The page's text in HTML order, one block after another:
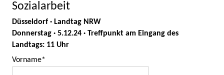
Sozialarbeit
Düsseldorf · Landtag NRW
Donnerstag · 5.12.24 · Treffpunkt am Eingang des
Landtags: 11 Uhr
Vorname*